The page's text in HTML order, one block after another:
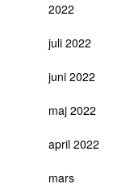
2022
juli 2022
juni 2022
maj 2022
april 2022
mars